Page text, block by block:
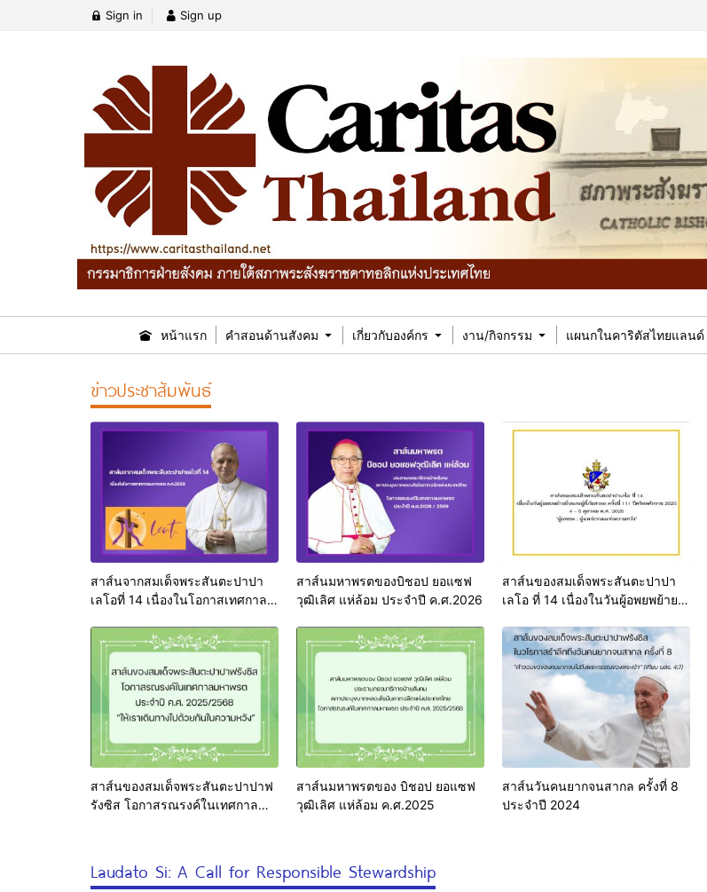
Sign in Sign up
หน้าแรก คำสอนด้านสังคม เกี่ยวกับองค์กร งาน/กิจกรรม แผนกในคาริตัสไทยแลนด์
ข่าวประชาสัมพันธ์
สาส์นจากสมเด็จพระสันตะปาปา
เลโอที่ 14 เนื่องในโอกาสเทศกาล
สาส์นมหาพรตของบิชอป ยอแซฟ
วุฒิเลิศ แห่ล้อม ประจำปี ค.ศ.2026
สาส์นของสมเด็จพระสันตะปาปา
เลโอ ที่ 14 เนื่องในวันผู้อพยพย้าย
สตศักราช 2025
สาส์นของสมเด็จพระสันตะปาปาฟ
รังซิส โอกาสรณรงค์ในเทศกาล
สาส์นมหาพรตของ บิชอป ยอแซฟ
วุฒิเลิศ แห่ล้อม ค.ศ.2025
สาส์นวันคนยากจนสากล ครั้งที่ 8
ประจำปี 2024
Laudato Si: A Call for Responsible Stewardship